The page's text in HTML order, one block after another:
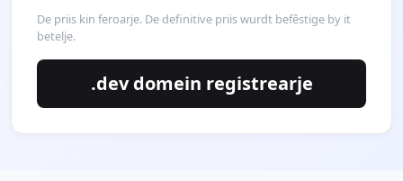
De priis kin feroarje. De definitive priis wurdt befêstige by it
betelje.
.dev domein registrearje